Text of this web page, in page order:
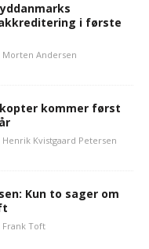
i første
Morten Andersen
kommer først
Henrik Kvistgaard Petersen
Kun to sager om
Frank Toft